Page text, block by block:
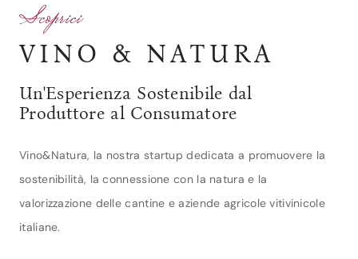
Scoprici
VINO & NATURA
Un'Esperienza Sostenibile dal
Produttore al Consumatore
Vino&Natura, la nostra startup dedicata a promuovere la
sostenibilità, la connessione con la natura e la
valorizzazione delle cantine e aziende agricole vitivinicole
italiane.